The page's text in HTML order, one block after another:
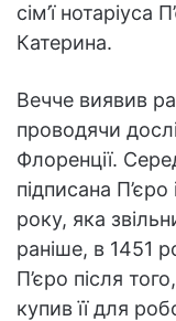
сім’ї нотаріуса
Катерина.
Вечче виявив
проводячи
Флоренції.
підписана
року, яка
раніше, в 1451
П’єро після
купив її для